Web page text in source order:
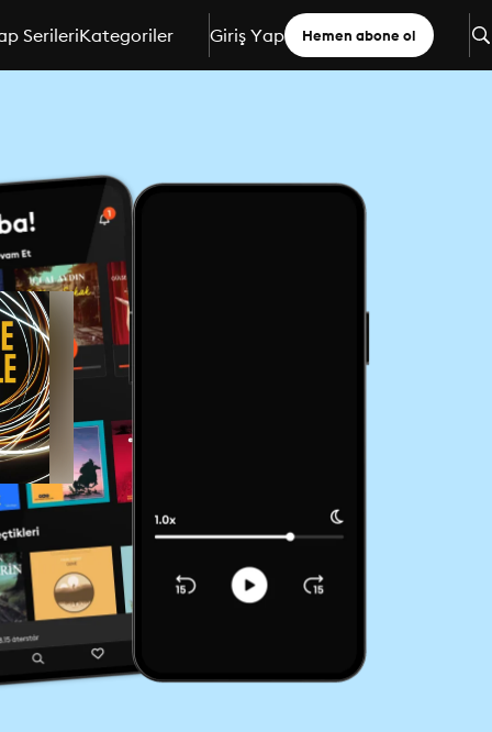
SerileriKategoriler Giriş Yap Hemen abone ol